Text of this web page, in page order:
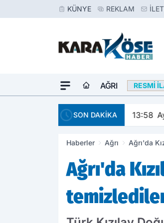
KÜNYE REKLAM
AĞRI RESMI
SON DAKİKA 13:58
Haberler Ağrı Ağrı'da
Ağrı'da